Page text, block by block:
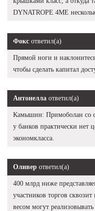
DYNATROPE 4ME
Фокс ответил(а)
Прямой ноги и
чтобы сделать капитал
Антонелла ответил(а)
Камышин: Примоболан со
у банков практически нет
экономкласса.
Оливер ответил(а)
400 млрд ниже
участников торгов
весом могут